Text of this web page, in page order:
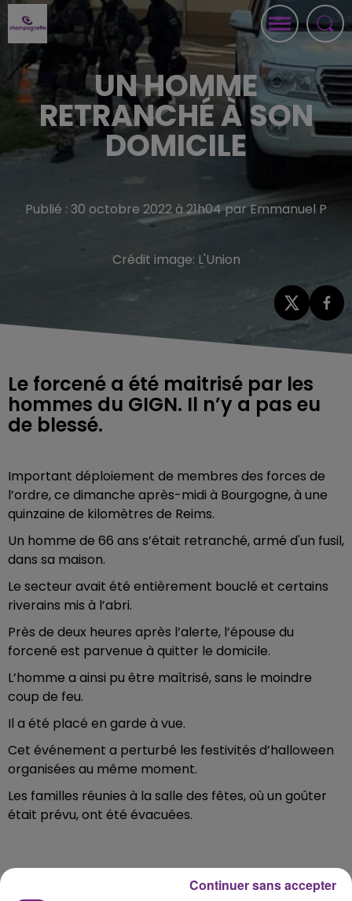
UN HOMME
RETRANCHÉ À SON
DOMICILE
Publié : 30 octobre 2022 à 21h04 par Emmanuel P
Crédit image: L'Union
Le forcené a été maitrisé par les
hommes du GIGN. Il n’y a pas eu
de blessé.
Important déploiement de membres des forces de
l’ordre, ce dimanche après-midi à Bourgogne, à une
quinzaine de kilomètres de Reims.
Un homme de 66 ans s’était retranché, armé d'un fusil,
dans sa maison.
Le secteur avait été entièrement bouclé et certains
riverains mis à l’abri.
Près de deux heures après l’alerte, l’épouse du
forcené est parvenue à quitter le domicile.
L’homme a ainsi pu être maîtrisé, sans le moindre
coup de feu.
Il a été placé en garde à vue.
Cet événement a perturbé les festivités d’halloween
organisées au même moment.
Les familles réunies à la salle des fêtes, où un goûter
était prévu, ont été évacuées.
Continuer sans accepter